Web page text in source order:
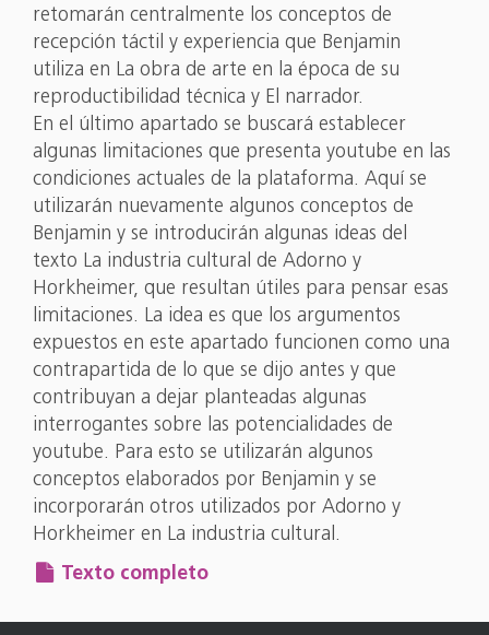
retomarán centralmente los conceptos de
recepción táctil y experiencia que Benjamin
utiliza en La obra de arte en la época de su
reproductibilidad técnica y El narrador.
En el último apartado se buscará establecer
algunas limitaciones que presenta youtube en las
condiciones actuales de la plataforma. Aquí se
utilizarán nuevamente algunos conceptos de
Benjamin y se introducirán algunas ideas del
texto La industria cultural de Adorno y
Horkheimer, que resultan útiles para pensar esas
limitaciones. La idea es que los argumentos
expuestos en este apartado funcionen como una
contrapartida de lo que se dijo antes y que
contribuyan a dejar planteadas algunas
interrogantes sobre las potencialidades de
youtube. Para esto se utilizarán algunos
conceptos elaborados por Benjamin y se
incorporarán otros utilizados por Adorno y
Horkheimer en La industria cultural.
Texto completo